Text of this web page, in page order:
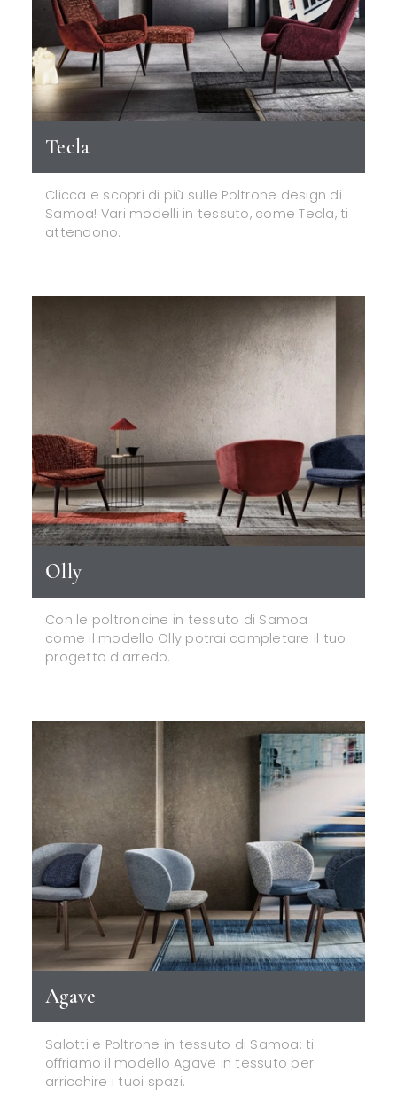
Tecla
Clicca e scopri di più sulle Poltrone design di
Samoa! Vari modelli in tessuto, come Tecla, ti
attendono.
Olly
Con le poltroncine in tessuto di Samoa
come il modello Olly potrai completare il tuo
progetto d'arredo.
Agave
Salotti e Poltrone in tessuto di Samoa: ti
offriamo il modello Agave in tessuto per
arricchire i tuoi spazi.